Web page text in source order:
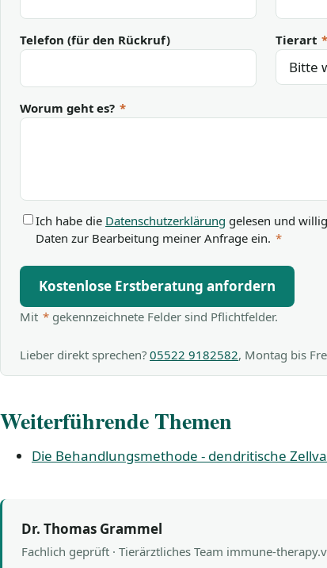
Telefon (für den Rückruf) Tierart *
Worum geht es? *
Ich habe die Datenschutzerklärung gelesen und
Daten zur Bearbeitung meiner Anfrage ein. *
Kostenlose Erstberatung anfordern
Mit * gekennzeichnete Felder sind Pflichtfelder.
Lieber direkt sprechen? 05522 9182582, Montag bis
Weiterführende Themen
Die Behandlungsmethode - dendritische
Dr. Thomas Grammel
Fachlich geprüft · Tierärztliches Team immune-